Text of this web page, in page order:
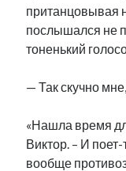
пританцовывая
послышался не
тоненький
— Так скучно
«Нашла время
Виктор. – И
вообще